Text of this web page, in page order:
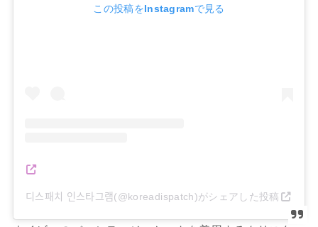
この投稿をInstagramで見る
디스패치 인스타그램(@koreadispatch)がシェアした投稿